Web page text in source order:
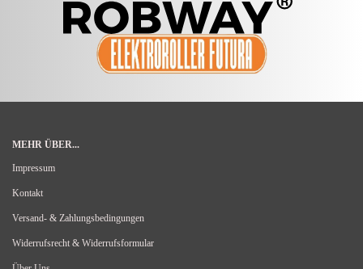
MEHR ÜBER...
Impressum
Kontakt
Versand- & Zahlungsbedingungen
Widerrufsrecht & Widerrufsformular